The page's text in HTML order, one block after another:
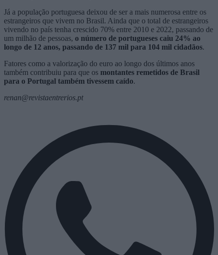
Já a população portuguesa deixou de ser a mais numerosa entre os
estrangeiros que vivem no Brasil. Ainda que o total de estrangeiros
vivendo no país tenha crescido 70% entre 2010 e 2022, passando de
um milhão de pessoas, o número de portugueses caiu 24% ao
longo de 12 anos, passando de 137 mil para 104 mil cidadãos.
Fatores como a valorização do euro ao longo dos últimos anos
também contribuiu para que os montantes remetidos de Brasil
para o Portugal também tivessem caído.
renan@revistaentrerios.pt